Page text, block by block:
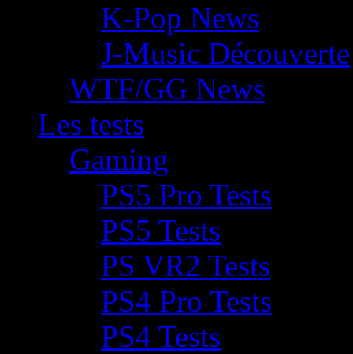
K-Pop News
J-Music Découverte
WTF/GG News
Les tests
Gaming
PS5 Pro Tests
PS5 Tests
PS VR2 Tests
PS4 Pro Tests
PS4 Tests